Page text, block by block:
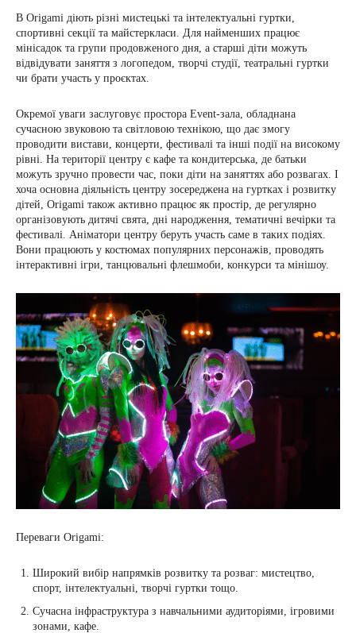
В Origami діють різні мистецькі та інтелектуальні гуртки,
спортивні секції та майстеркласи. Для найменших працює
мінісадок та групи продовженого дня, а старші діти можуть
відвідувати заняття з логопедом, творчі студії, театральні гуртки
чи брати участь у проєктах.
Окремої уваги заслуговує простора Event-зала, обладнана
сучасною звуковою та світловою технікою, що дає змогу
проводити вистави, концерти, фестивалі та інші події на високому
рівні. На території центру є кафе та кондитерська, де батьки
можуть зручно провести час, поки діти на заняттях або розвагах. І
хоча основна діяльність центру зосереджена на гуртках і розвитку
дітей, Origami також активно працює як простір, де регулярно
організовують дитячі свята, дні народження, тематичні вечірки та
фестивалі. Аніматори центру беруть участь саме в таких подіях.
Вони працюють у костюмах популярних персонажів, проводять
інтерактивні ігри, танцювальні флешмоби, конкурси та мінішоу.
Переваги Origami:
Широкий вибір напрямків розвитку та розваг: мистецтво,
спорт, інтелектуальні, творчі гуртки тощо.
Сучасна інфраструктура з навчальними аудиторіями, ігровими
зонами, кафе.